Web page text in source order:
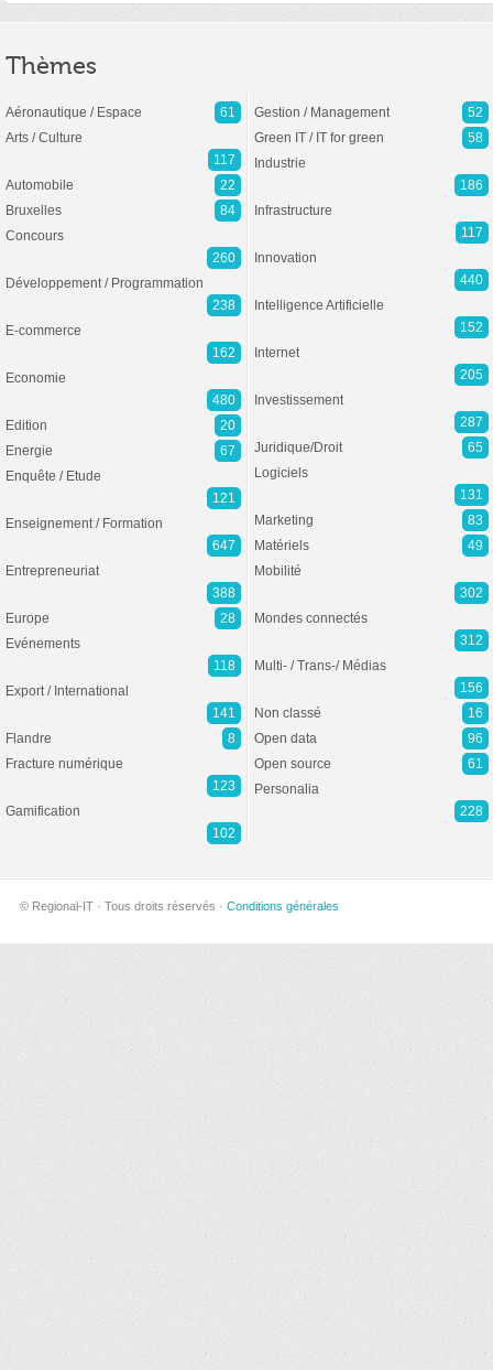
Thèmes
Aéronautique / Espace
61
Arts / Culture
117
Automobile
22
Bruxelles
84
Concours
260
Développement / Programmation
238
E-commerce
162
Economie
480
Edition
20
Energie
67
Enquête / Etude
121
Enseignement / Formation
647
Entrepreneuriat
388
Europe
28
Evénements
118
Export / International
141
Flandre
8
Fracture numérique
123
Gamification
102
Gestion / Management
52
Green IT / IT for green
58
Industrie
186
Infrastructure
117
Innovation
440
Intelligence Artificielle
152
Internet
205
Investissement
287
Juridique/Droit
65
Logiciels
131
Marketing
83
Matériels
49
Mobilité
302
Mondes connectés
312
Multi- / Trans-/ Médias
156
Non classé
16
Open data
96
Open source
61
Personalia
228
© Regional-IT · Tous droits réservés · Conditions générales